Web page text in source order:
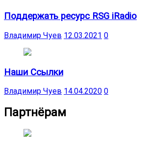
Поддержать ресурс RSG iRadio
Владимир Чуев 12.03.2021 0
Наши Ссылки
Владимир Чуев 14.04.2020 0
Партнёрам